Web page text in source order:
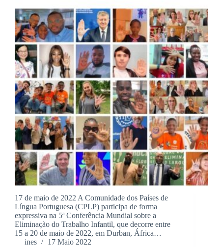
17 de maio de 2022 A Comunidade dos Países de
Língua Portuguesa (CPLP) participa de forma
expressiva na 5ª Conferência Mundial sobre a
Eliminação do Trabalho Infantil, que decorre entre
15 a 20 de maio de 2022, em Durban, África…
ines
17 Maio 2022